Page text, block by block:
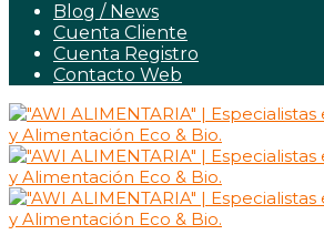
Blog / News
Cuenta Cliente
Cuenta Registro
Contacto Web